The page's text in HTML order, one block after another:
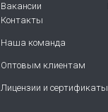
Вакансии
Контакты
Наша команда
Оптовым клиентам
Лицензии и сертификаты